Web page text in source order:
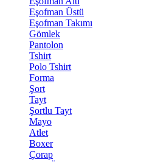
Eşofman Üstü
Eşofman Takımı
Gömlek
Pantolon
Tshirt
Polo Tshirt
Forma
Şort
Tayt
Şortlu Tayt
Mayo
Atlet
Boxer
Çorap